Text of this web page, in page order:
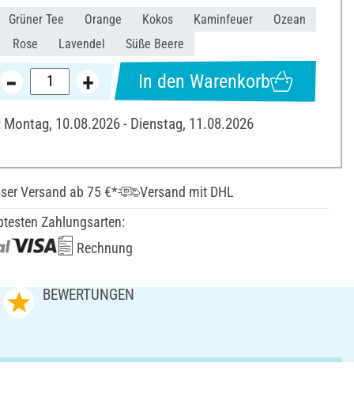
Grüner Tee Orange Kokos Kaminfeuer
Ozean
Rose
Lavendel Süße Beere
In den Warenkorb
10.08.2026 - Dienstag, 11.08.2026
Versand ab 75 €*
Versand mit DHL
Zahlungsarten:
Rechnung
BEWERTUNGEN